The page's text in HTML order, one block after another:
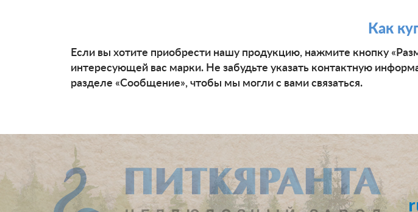
Как
Если вы хотите приобрести нашу продукцию, нажмите кнопку
интересующей вас марки. Не забудьте указать контактную
разделе «Сообщение», чтобы мы могли с вами связаться.